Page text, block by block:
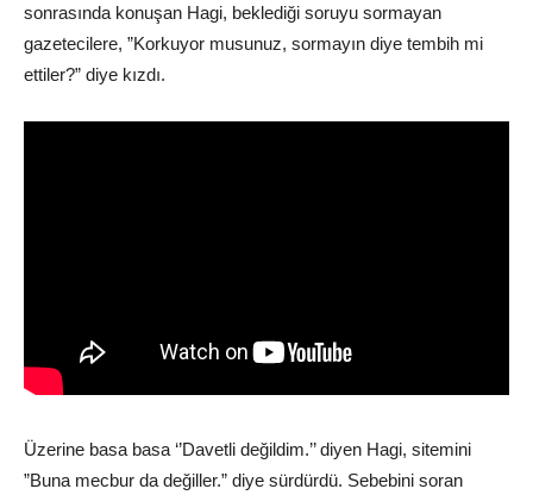
sonrasında konuşan Hagi, beklediği soruyu sormayan
gazetecilere, ”Korkuyor musunuz, sormayın diye tembih mi
ettiler?” diye kızdı.
Üzerine basa basa ‘’Davetli değildim.’’ diyen Hagi, sitemini
”Buna mecbur da değiller.” diye sürdürdü. Sebebini soran